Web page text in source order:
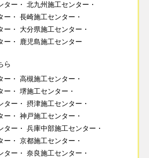
ター
北九州施工センター
ー
長崎施工センター
ー
大分県施工センター
ー
鹿児島施工センター
ら
ー
高槻施工センター
ー
堺施工センター
ター
摂津施工センター
ー
神戸施工センター
ター
兵庫中部施工センター
ー
京都施工センター
ター
奈良施工センター